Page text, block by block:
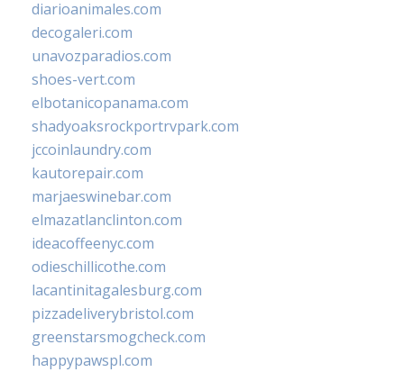
diarioanimales.com
decogaleri.com
unavozparadios.com
shoes-vert.com
elbotanicopanama.com
shadyoaksrockportrvpark.com
jccoinlaundry.com
kautorepair.com
marjaeswinebar.com
elmazatlanclinton.com
ideacoffeenyc.com
odieschillicothe.com
lacantinitagalesburg.com
pizzadeliverybristol.com
greenstarsmogcheck.com
happypawspl.com